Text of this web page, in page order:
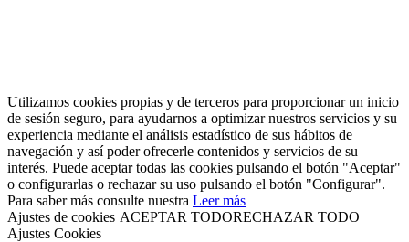
Utilizamos cookies propias y de terceros para proporcionar un inicio
de sesión seguro, para ayudarnos a optimizar nuestros servicios y su
experiencia mediante el análisis estadístico de sus hábitos de
navegación y así poder ofrecerle contenidos y servicios de su
interés. Puede aceptar todas las cookies pulsando el botón "Aceptar"
o configurarlas o rechazar su uso pulsando el botón "Configurar".
Para saber más consulte nuestra Leer más
Ajustes de cookies ACEPTAR TODORECHAZAR TODO
Ajustes Cookies